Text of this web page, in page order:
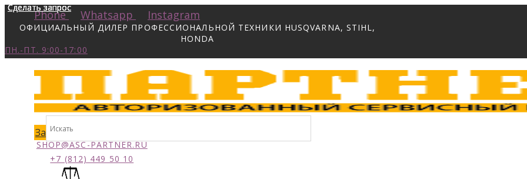
Phone Whatsapp Instagram
ОФИЦИАЛЬНЫЙ ДИЛЕР ПРОФЕССИОНАЛЬНОЙ ТЕХНИКИ HUSQVARNA, STIHL,
HONDA
ПН.-ПТ. 9:00-17:00
Заказать звонок
SHOP@ASC-PARTNER.RU
+7 (812) 449 50 10
Сделать запрос
Сделать запрос
Сделать запрос
Сделать запрос